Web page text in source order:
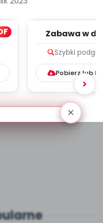
Zabawa w
Szybki
Pobierz lub